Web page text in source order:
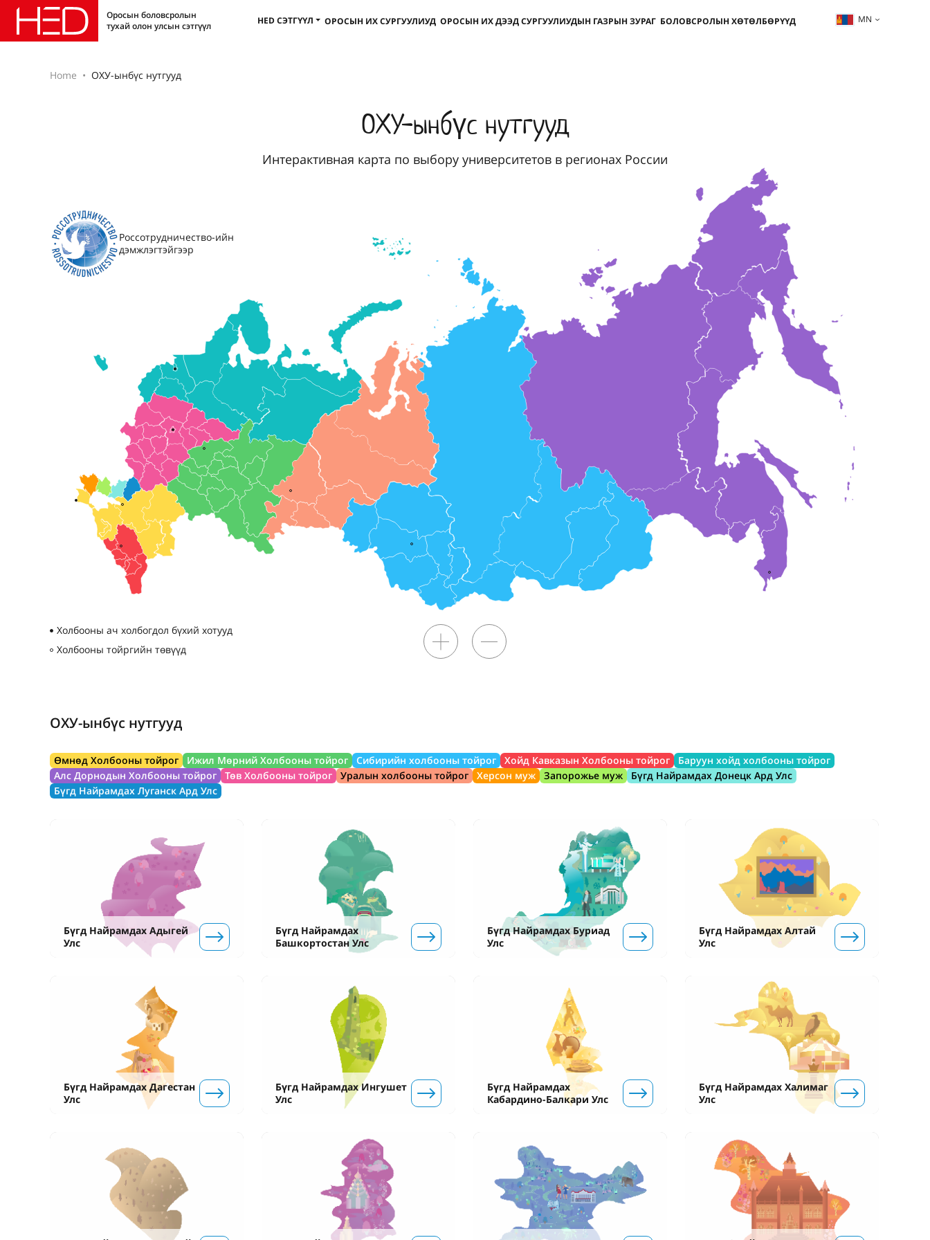
Оросын боловсролын
тухай олон улсын сэтгүүл
HED СЭТГҮҮЛ ОРОСЫН ИХ СУРГУУЛИУД ОРОСЫН ИХ ДЭЭД СУРГУУЛИУДЫН ГАЗРЫН ЗУРАГ БОЛОВСРОЛЫН ХӨТӨЛБӨРҮҮД MN
Home ОХУ-ынбүс нутгууд
ОХУ-ынбүс нутгууд
Интерактивная карта по выбору университетов в регионах России
Холбооны ач холбогдол бүхий хотууд
Холбооны тойргийн төвүүд
Россотрудничество-ийн
дэмжлэгтэйгээр
ОХУ-ынбүс нутгууд
Өмнөд Холбооны тойрог Ижил Мөрний Холбооны тойрог Сибирийн холбооны тойрог Хойд Кавказын Холбооны тойрог
Баруун хойд холбооны тойрог
Алс Дорнодын Холбооны тойрог
Төв Холбооны тойрог Уралын холбооны тойрог Херсон муж Запорожье муж
Бүгд Найрамдах Донецк Ард Улс
Бүгд Найрамдах Луганск Ард Улс
Бүгд Найрамдах Адыгей
Улс
Бүгд Найрамдах
Башкортостан Улс
Бүгд Найрамдах Буриад
Улс
Бүгд Найрамдах Алтай
Улс
Бүгд Найрамдах Дагестан
Улс
Бүгд Найрамдах Ингушет
Улс
Бүгд Найрамдах
Кабардино-Балкари Улс
Бүгд Найрамдах Халимаг
Улс